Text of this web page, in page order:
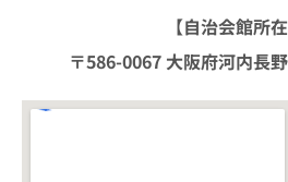
【自治会館所在
〒586-0067 大阪府河内長